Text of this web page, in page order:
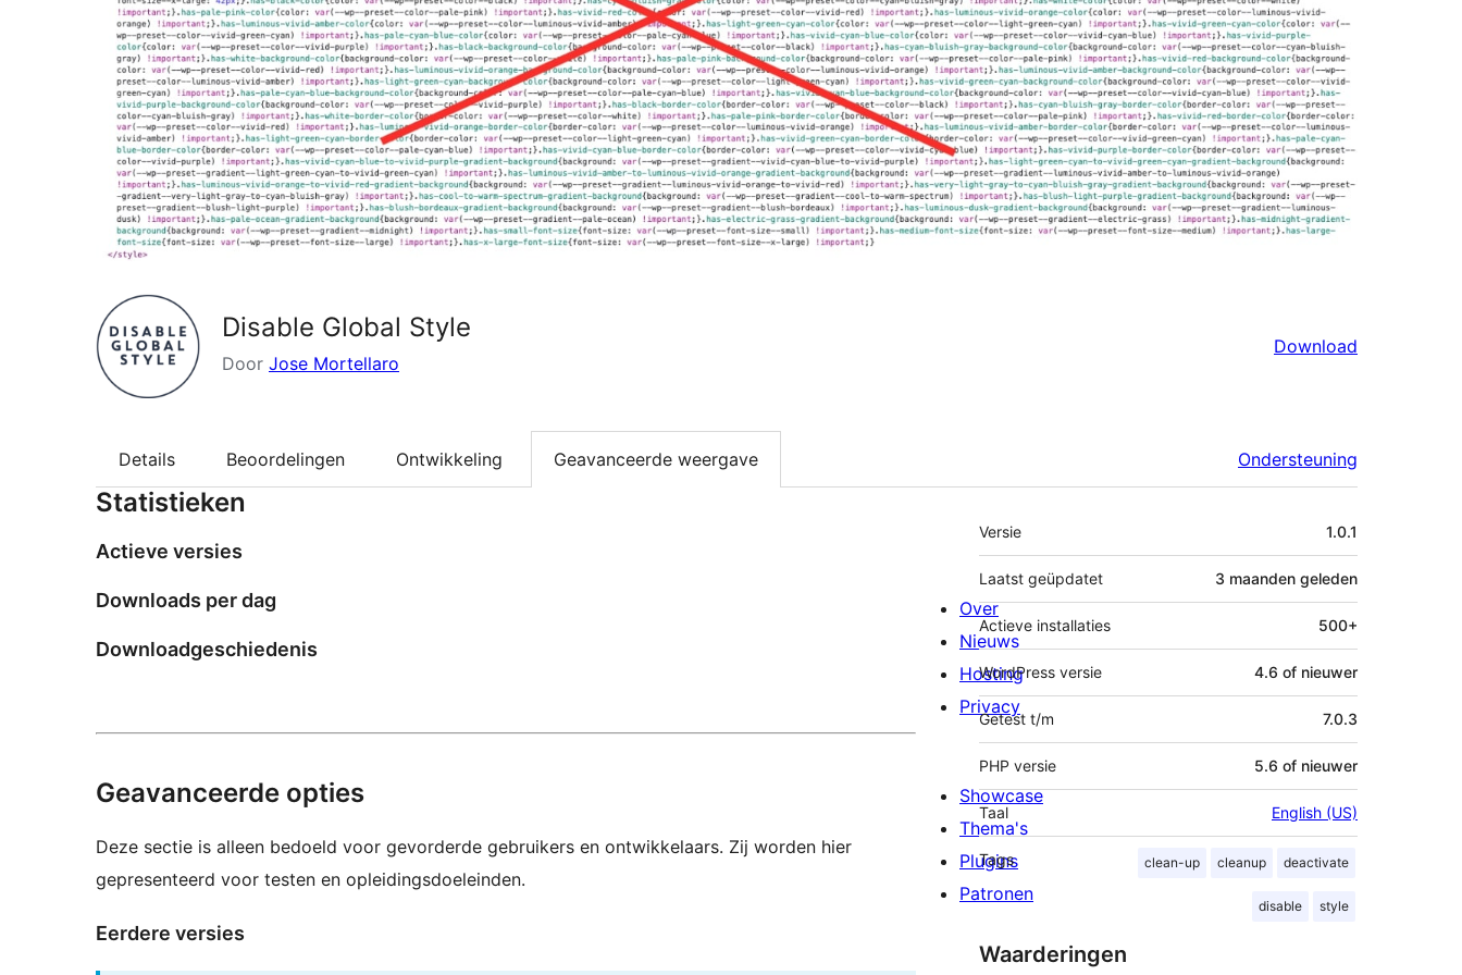
Disable Global Style
Door Jose Mortellaro
Download
Details Beoordelingen Ontwikkeling Geavanceerde weergave Ondersteuning
Statistieken
Actieve versies
Downloads per dag
Downloadgeschiedenis
Geavanceerde opties
Deze sectie is alleen bedoeld voor gevorderde gebruikers en ontwikkelaars. Zij worden hier
gepresenteerd voor testen en opleidingsdoeleinden.
Eerdere versies
Meta
Versie 1.0.1
Laatst geüpdatet 3 maanden geleden
Actieve installaties 500+
WordPress versie 4.6 of nieuwer
Getest t/m 7.0.3
PHP versie 5.6 of nieuwer
Taal English (US)
Tags clean-up cleanup deactivate
disable style
Waarderingen
Over
Nieuws
Hosting
Privacy
Showcase
Thema's
Plugins
Patronen